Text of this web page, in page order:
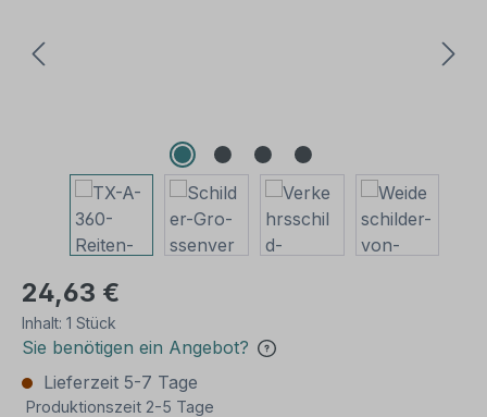
24,63 €
Inhalt: 1 Stück
Sie benötigen ein Angebot?
Lieferzeit 5-7 Tage
Produktionszeit 2-5 Tage